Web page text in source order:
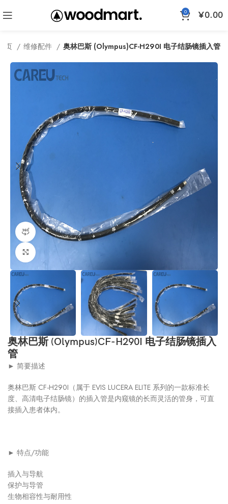
0 ¥0.00
页 维修配件 奥林巴斯 (Olympus)CF-H290I 电子结肠镜插入管
360产品视图
奥林巴斯 (Olympus)CF-H290I 电子结肠镜插入
管
► 简要描述
奥林巴斯 CF-H290I（属于 EVIS LUCERA ELITE 系列的一款标准长
度、高清电子结肠镜）的插入管是内窥镜的长而灵活的管身，可直
接插入患者体内。
► 特点/功能
插入与导航
保护与导管
生物相容性与耐用性